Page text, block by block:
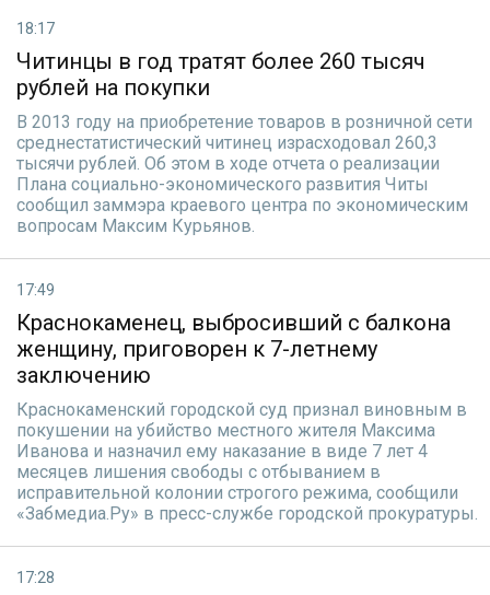
18:17
Читинцы в год тратят более 260 тысяч
рублей на покупки
В 2013 году на приобретение товаров в розничной сети
среднестатистический читинец израсходовал 260,3
тысячи рублей. Об этом в ходе отчета о реализации
Плана социально-экономического развития Читы
сообщил заммэра краевого центра по экономическим
вопросам Максим Курьянов.
17:49
Краснокаменец, выбросивший с балкона
женщину, приговорен к 7-летнему
заключению
Краснокаменский городской суд признал виновным в
покушении на убийство местного жителя Максима
Иванова и назначил ему наказание в виде 7 лет 4
месяцев лишения свободы с отбыванием в
исправительной колонии строгого режима, сообщили
«Забмедиа.Ру» в пресс-службе городской прокуратуры.
17:28